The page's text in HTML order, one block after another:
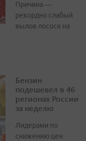
Причина —
рекордно слабый
вылов лосося на
Бензин
подешевел в 46
регионах России
за неделю
Лидерами по
снижению цен